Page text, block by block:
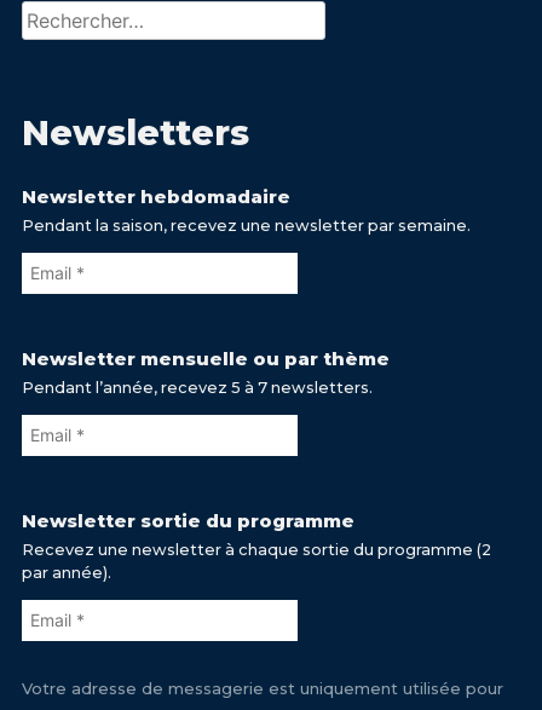
Rechercher :
Newsletters
Newsletter hebdomadaire
Pendant la saison, recevez une newsletter par semaine.
Newsletter mensuelle ou par thème
Pendant l’année, recevez 5 à 7 newsletters.
Newsletter sortie du programme
Recevez une newsletter à chaque sortie du programme (2
par année).
Votre adresse de messagerie est uniquement utilisée pour